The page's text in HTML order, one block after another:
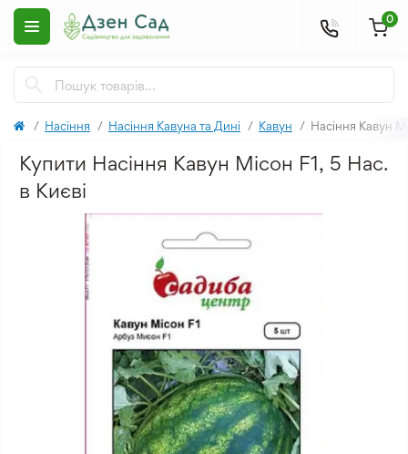
0
Насіння Насіння Кавуна та Дині Кавун Насіння Кавун
Купити Насіння Кавун Місон F1, 5 Нас.
в Києві